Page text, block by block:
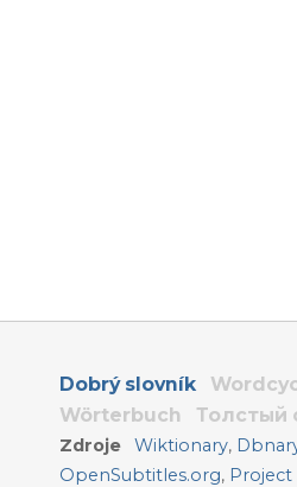
Dobrý slovník
Wörterbuch
Толстый
Zdroje Wiktionary,
OpenSubtitles.org, Project